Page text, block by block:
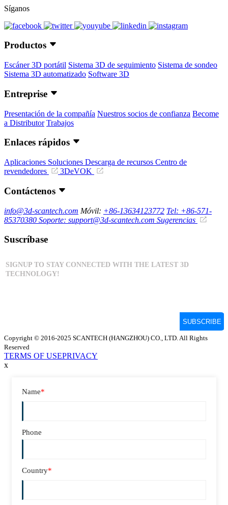
Síganos
Productos
Escáner 3D portátil Sistema 3D de seguimiento Sistema de sondeo
Sistema 3D automatizado Software 3D
Entreprise
Presentación de la compañía Nuestros socios de confianza Become
a Distributor Trabajos
Enlaces rápidos
Aplicaciones Soluciones Descarga de recursos Centro de
revendedores
3DeVOK
Contáctenos
info@3d-scantech.com Móvil: +86-13634123772 Tel: +86-571-
85370380 Soporte: support@3d-scantech.com Sugerencias
Suscríbase
Copyright © 2016-2025 SCANTECH (HANGZHOU) CO., LTD. All Rights
Reserved
TERMS OF USEPRIVACY
x
Name*
Phone
Country*